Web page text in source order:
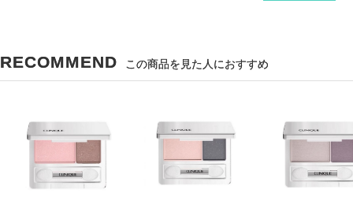
RECOMMEND この商品を見た人におすすめ